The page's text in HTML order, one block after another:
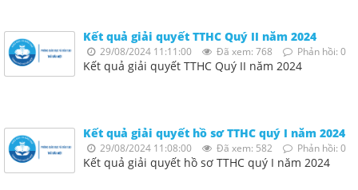
Kết quả giải quyết TTHC Quý II năm 2024
29/08/2024 11:11:00 Đã xem: 768 Phản hồi: 0
Kết quả giải quyết TTHC Quý II năm 2024
Kết quả giải quyết hồ sơ TTHC quý I năm 2024
29/08/2024 11:08:00 Đã xem: 582 Phản hồi: 0
Kết quả giải quyết hồ sơ TTHC quý I năm 2024